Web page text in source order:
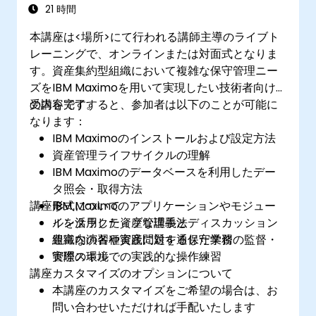
21 時間
本講座は<場所>にて行われる講師主導のライブト
レーニングで、オンラインまたは対面式となりま
す。資産集約型組織において複雑な保守管理ニー
ズをIBM Maximoを用いて実現したい技術者向け
の内容です。
受講を完了すると、参加者は以下のことが可能に
なります：
IBM Maximoのインストールおよび設定方法
資産管理ライフサイクルの理解
IBM Maximoのデータベースを利用したデー
タ照会・取得方法
IBM Maximoのアプリケーションやモジュー
ルを活用した資産管理手法
組織内の各種資産に対する保守業務の監督・
管理スキル
講座形式について
インタラクティブな講義とディスカッション
豊富な演習や実践問題を通じた学習
実際の環境での実践的な操作練習
講座カスタマイズのオプションについて
本講座のカスタマイズをご希望の場合は、お
問い合わせいただければ手配いたします